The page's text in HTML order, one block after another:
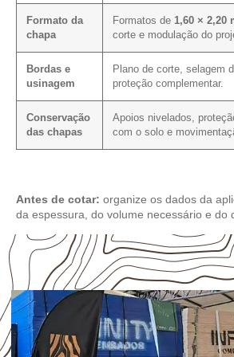
Formato da
chapa
Formatos de 1,60 × 2,20
corte e modulação do
Bordas e
usinagem
Plano de corte, selagem
proteção complementar.
Conservação
das chapas
Apoios nivelados,
com o solo e
Antes de cotar: organize os dados da
da espessura, do volume necessário e do